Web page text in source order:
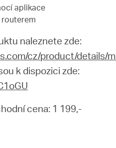
aplikace
naleznete zde:
cz/product/details/
k dispozici zde:
cena: 1 199,-